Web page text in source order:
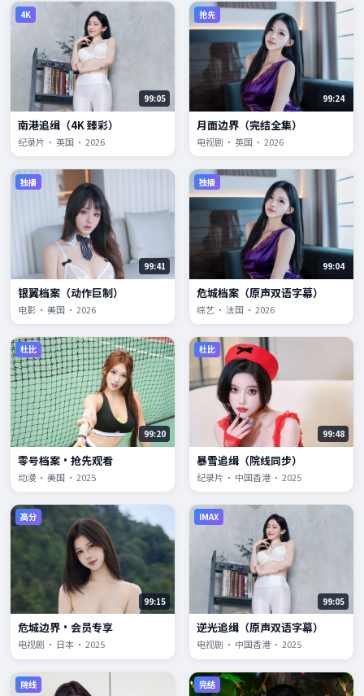
4K
99:05
南港追缉（4K 臻彩）
纪录片 · 英国 · 2026
抢先
99:24
月面边界（完结全集）
电视剧 · 英国 · 2026
独播
99:41
银翼档案（动作巨制）
电影 · 美国 · 2026
独播
99:04
危城档案（原声双语字幕）
综艺 · 法国 · 2026
杜比
99:20
零号档案·抢先观看
动漫 · 美国 · 2025
杜比
99:48
暴雪追缉（院线同步）
纪录片 · 中国香港 · 2025
高分
99:15
危城边界·会员专享
电视剧 · 日本 · 2025
IMAX
99:05
逆光追缉（原声双语字幕）
电视剧 · 中国香港 · 2025
院线 完结